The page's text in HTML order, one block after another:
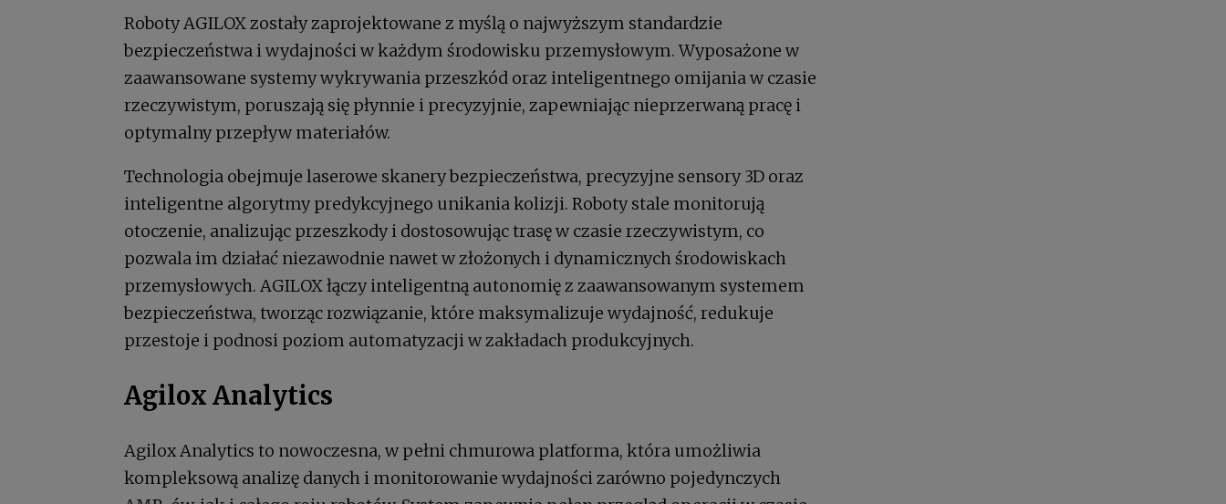
Roboty AGILOX zostały zaprojektowane z myślą o najwyższym standardzie
bezpieczeństwa i wydajności w każdym środowisku przemysłowym. Wyposażone w
zaawansowane systemy wykrywania przeszkód oraz inteligentnego omijania w czasie
rzeczywistym, poruszają się płynnie i precyzyjnie, zapewniając nieprzerwaną pracę i
optymalny przepływ materiałów.
Technologia obejmuje laserowe skanery bezpieczeństwa, precyzyjne sensory 3D oraz
inteligentne algorytmy predykcyjnego unikania kolizji. Roboty stale monitorują
otoczenie, analizując przeszkody i dostosowując trasę w czasie rzeczywistym, co
pozwala im działać niezawodnie nawet w złożonych i dynamicznych środowiskach
przemysłowych. AGILOX łączy inteligentną autonomię z zaawansowanym systemem
bezpieczeństwa, tworząc rozwiązanie, które maksymalizuje wydajność, redukuje
przestoje i podnosi poziom automatyzacji w zakładach produkcyjnych.
Agilox Analytics
Agilox Analytics to nowoczesna, w pełni chmurowa platforma, która umożliwia
kompleksową analizę danych i monitorowanie wydajności zarówno pojedynczych